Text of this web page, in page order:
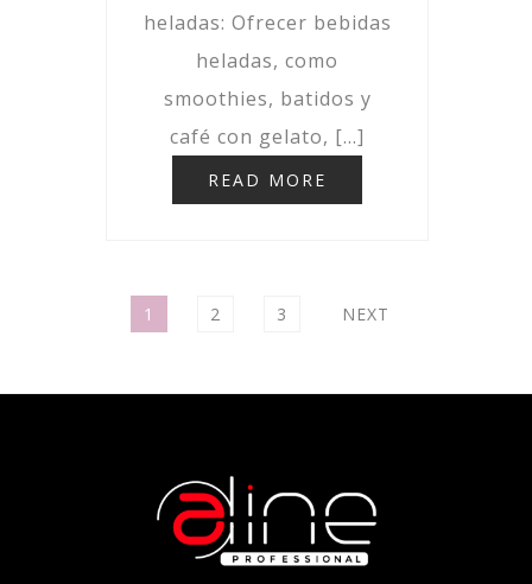
heladas: Ofrecer bebidas
heladas, como
smoothies, batidos y
café con gelato, […]
READ MORE
pagination
PAGE
1 PAGE
2 PAGE
3 NEXT